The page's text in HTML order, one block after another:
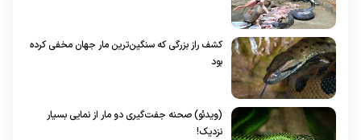
کشف راز بزرگی که سنگین‌ترین مار جهان مخفی کرده
بود
(ویدئو) صحنه جفت‌گیری دو مار از نمایی بسیار
نزدیک!